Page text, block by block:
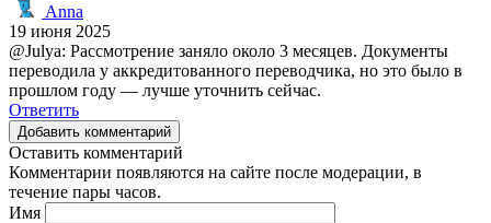
Anna
19 июня 2025
@Julya: Рассмотрение заняло около 3 месяцев. Документы
переводила у аккредитованного переводчика, но это было в
прошлом году — лучше уточнить сейчас.
Ответить
Добавить комментарий
Оставить комментарий
Комментарии появляются на сайте после модерации, в
течение пары часов.
Имя